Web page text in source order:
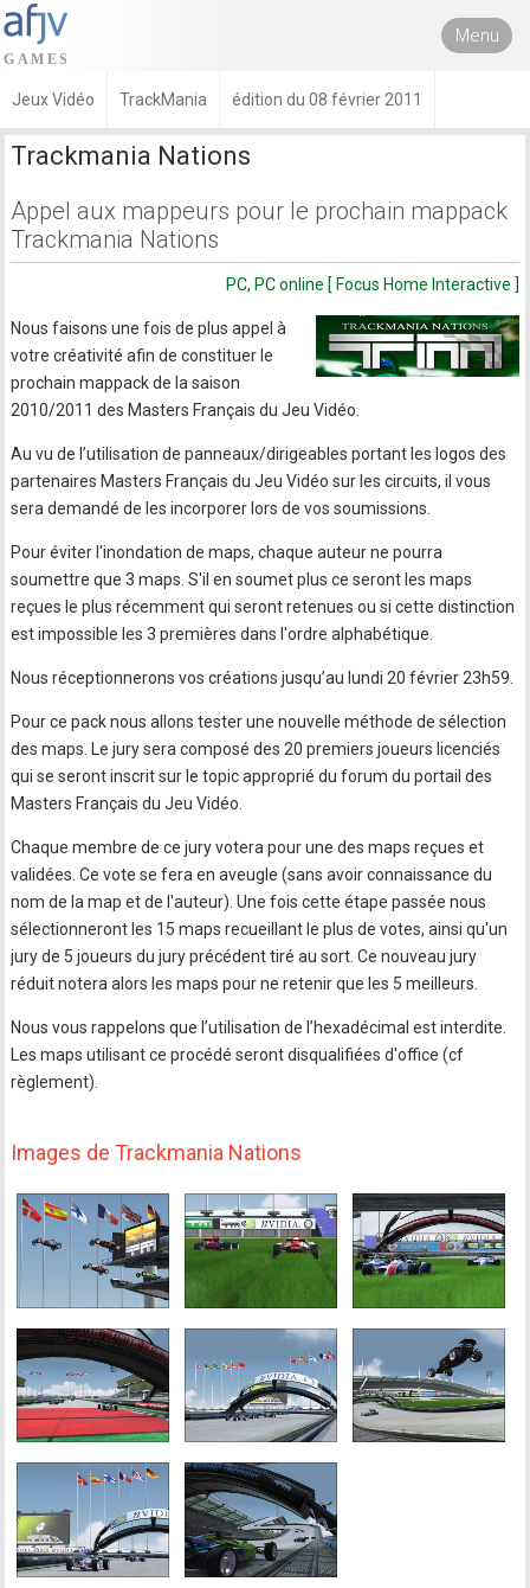
Menu
Jeux Vidéo TrackMania édition du 08 février 2011
Trackmania Nations
Appel aux mappeurs pour le prochain mappack
Trackmania Nations
PC, PC online [ Focus Home Interactive ]
Nous faisons une fois de plus appel à
votre créativité afin de constituer le
prochain mappack de la saison
2010/2011 des Masters Français du Jeu Vidéo.
Au vu de l’utilisation de panneaux/dirigeables portant les logos des
partenaires Masters Français du Jeu Vidéo sur les circuits, il vous
sera demandé de les incorporer lors de vos soumissions.
Pour éviter l'inondation de maps, chaque auteur ne pourra
soumettre que 3 maps. S'il en soumet plus ce seront les maps
reçues le plus récemment qui seront retenues ou si cette distinction
est impossible les 3 premières dans l'ordre alphabétique.
Nous réceptionnerons vos créations jusqu’au lundi 20 février 23h59.
Pour ce pack nous allons tester une nouvelle méthode de sélection
des maps. Le jury sera composé des 20 premiers joueurs licenciés
qui se seront inscrit sur le topic approprié du forum du portail des
Masters Français du Jeu Vidéo.
Chaque membre de ce jury votera pour une des maps reçues et
validées. Ce vote se fera en aveugle (sans avoir connaissance du
nom de la map et de l'auteur). Une fois cette étape passée nous
sélectionneront les 15 maps recueillant le plus de votes, ainsi qu'un
jury de 5 joueurs du jury précédent tiré au sort. Ce nouveau jury
réduit notera alors les maps pour ne retenir que les 5 meilleurs.
Nous vous rappelons que l’utilisation de l’hexadécimal est interdite.
Les maps utilisant ce procédé seront disqualifiées d'office (cf
règlement).
Images de Trackmania Nations